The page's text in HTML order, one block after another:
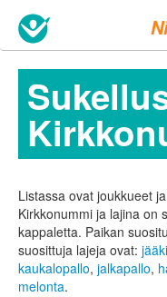
Listassa ovat joukkueet
Kirkkonummi ja lajina on
kappaletta. Paikan
suosittuja lajeja ovat:
kaukalopallo, jalkapallo,
melonta.